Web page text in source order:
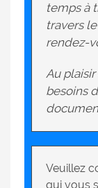
temps à
travers
rendez-
Au
besoins
Veuillez
qui vous